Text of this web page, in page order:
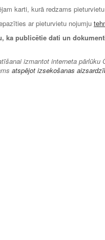
karti, kurā redzams
ar pieturvietu nojumju
ka publicētie dati un
izmantot interneta pārlūku
atspējot izsekošanas